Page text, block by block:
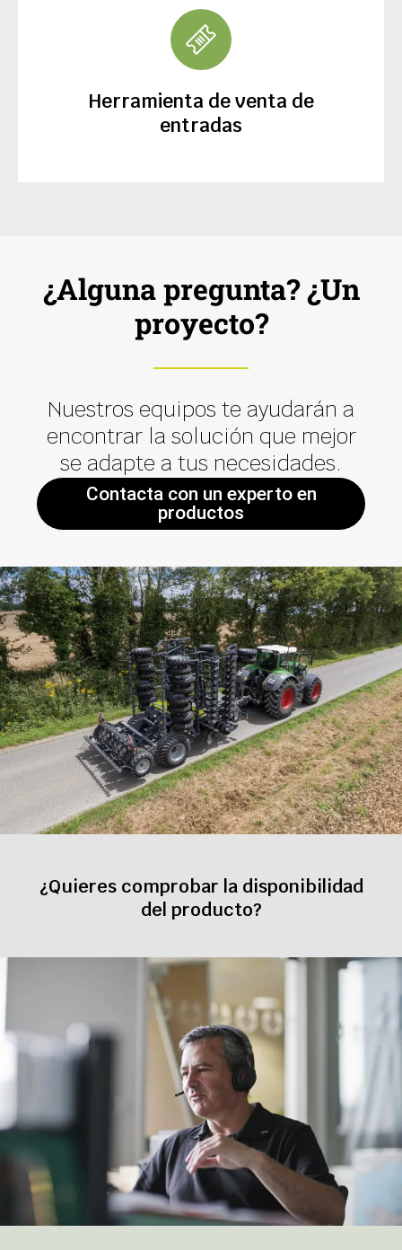
Herramienta de venta de
entradas
¿Alguna pregunta? ¿Un
proyecto?
Nuestros equipos te ayudarán a
encontrar la solución que mejor
se adapte a tus necesidades.
Contacta con un experto en
productos
¿Quieres comprobar la disponibilidad
del producto?